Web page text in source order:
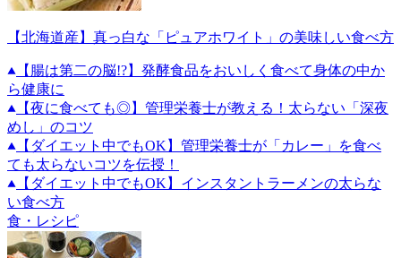
【北海道産】真っ白な「ピュアホワイト」の美味しい食べ方
【腸は第二の脳!?】発酵食品をおいしく食べて身体の中か
ら健康に
【夜に食べても◎】管理栄養士が教える！太らない「深夜
めし」のコツ
【ダイエット中でもOK】管理栄養士が「カレー」を食べ
ても太らないコツを伝授！
【ダイエット中でもOK】インスタントラーメンの太らな
い食べ方
食・レシピ